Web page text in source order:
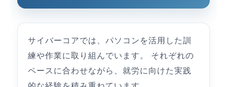
サイバーコアでは、パソコンを活用した訓
練や作業に取り組んでいます。 それぞれの
ペースに合わせながら、就労に向けた実践